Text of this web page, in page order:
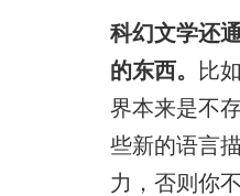
科幻文学还
的东西。
比
界本来是不
些新的语言
力，否则你